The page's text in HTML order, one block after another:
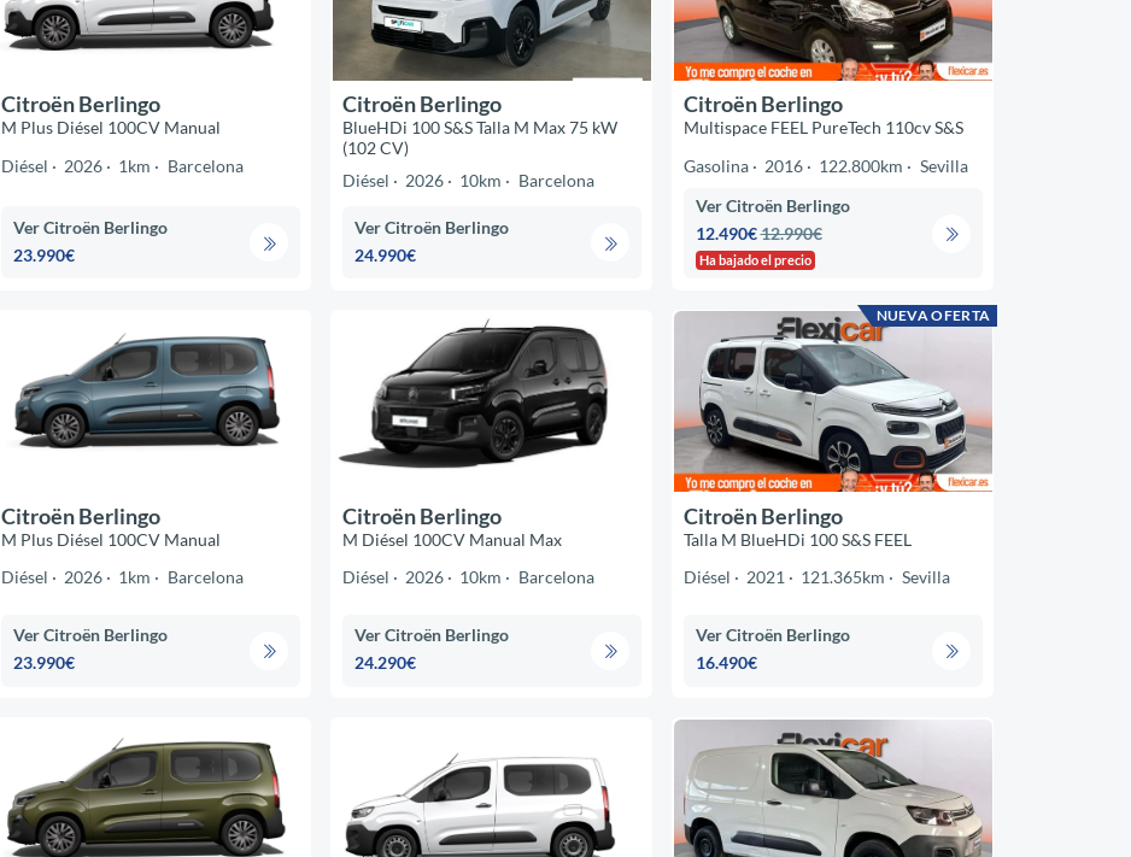
Citroën Berlingo
M Plus Diésel 100CV Manual
Diésel
2026 1km Barcelona
Ver Citroën Berlingo
23.990€
Citroën Berlingo
BlueHDi 100 S&S Talla M Max 75 kW
(102 CV)
Diésel
2026 10km Barcelona
Ver Citroën Berlingo
24.990€
Citroën Berlingo
Multispace FEEL PureTech 110cv S&S
Gasolina
2016 122.800km
Sevilla
Ver Citroën Berlingo
12.490€12.990€
Ha bajado el precio
Citroën Berlingo
M Plus Diésel 100CV Manual
Diésel
2026 1km Barcelona
Ver Citroën Berlingo
23.990€
Citroën Berlingo
M Diésel 100CV Manual Max
Diésel
2026 10km Barcelona
Ver Citroën Berlingo
24.290€
NUEVA OFERTA
Citroën Berlingo
Talla M BlueHDi 100 S&S FEEL
Diésel
2021 121.365km Sevilla
Ver Citroën Berlingo
16.490€